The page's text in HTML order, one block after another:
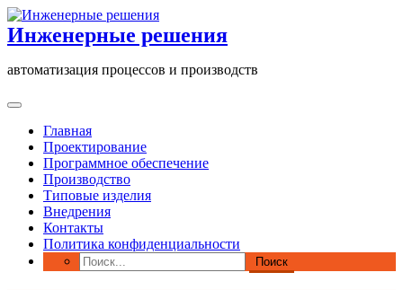
Перейти
к
содержимому
Инженерные решения
автоматизация процессов и производств
Главная
Проектирование
Программное обеспечение
Производство
Типовые изделия
Внедрения
Контакты
Политика конфиденциальности